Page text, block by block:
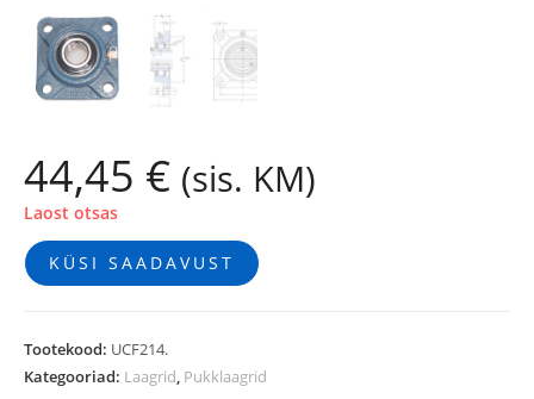
44,45 € (sis. KM)
Laost otsas
KÜSI SAADAVUST
Tootekood: UCF214.
Kategooriad: Laagrid, Pukklaagrid